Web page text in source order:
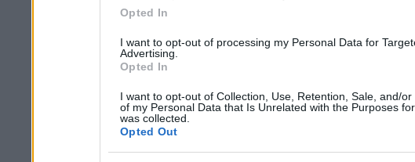
Opted In
I want to opt-out of processing my Personal Data for
Advertising.
Opted In
I want to opt-out of Collection, Use, Retention, Sale, and/or
of my Personal Data that Is Unrelated with the Purposes
was collected.
Opted Out